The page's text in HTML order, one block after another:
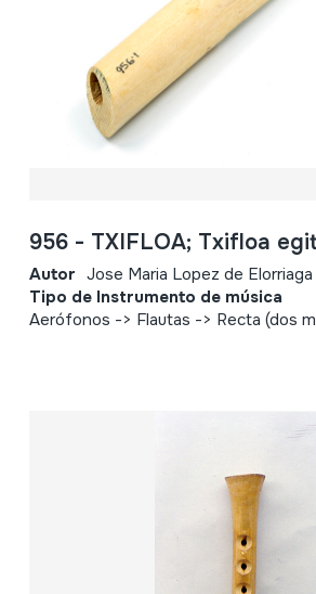
956 - TXIFLOA; Txifloa
Autor Jose Maria Lopez de Elorriaga
Tipo de Instrumento de música
Aerófonos -> Flautas -> Recta (dos